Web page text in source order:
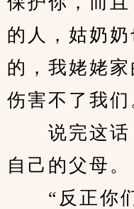
的人，姑奶
的，我姥姥
伤害不了我们
说完这话
自己的父母。
“反正你们